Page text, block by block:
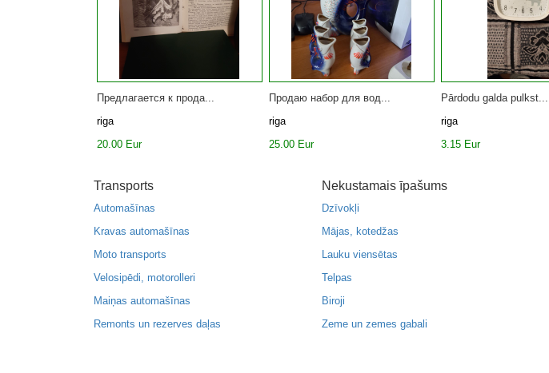
Предлагается к прода...
riga
20.00 Eur
Продаю набор для вод...
riga
25.00 Eur
Pārdodu galda pulkst...
riga
3.15 Eur
Transports
Automašīnas
Kravas automašīnas
Moto transports
Velosipēdi, motorolleri
Maiņas automašīnas
Remonts un rezerves daļas
Nekustamais īpašums
Dzīvokļi
Mājas, kotedžas
Lauku viensētas
Telpas
Biroji
Zeme un zemes gabali